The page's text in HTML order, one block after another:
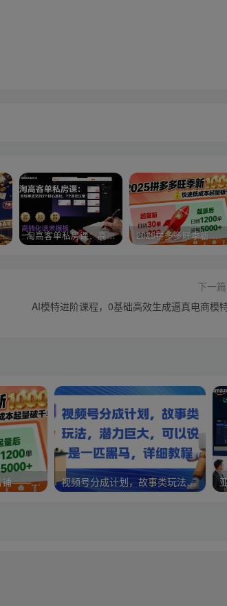
流量主，操作简单，小白可玩 淘高客单私房课：高客单成交的3个核心基础，1个实操法宝 2025拼多多旺季新老店铺——快速低成本起量破千单
下一篇
AI模特进阶课程，0基础高效生成逼真电商模
2025拼多多旺季新老店铺——快速低成本起量破千单 视频号分成计划，故事类玩法，潜力巨大，可以说是一匹黑马，详细教程